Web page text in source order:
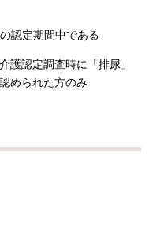
認定期間中である
護認定調査時に「排尿」
められた方のみ